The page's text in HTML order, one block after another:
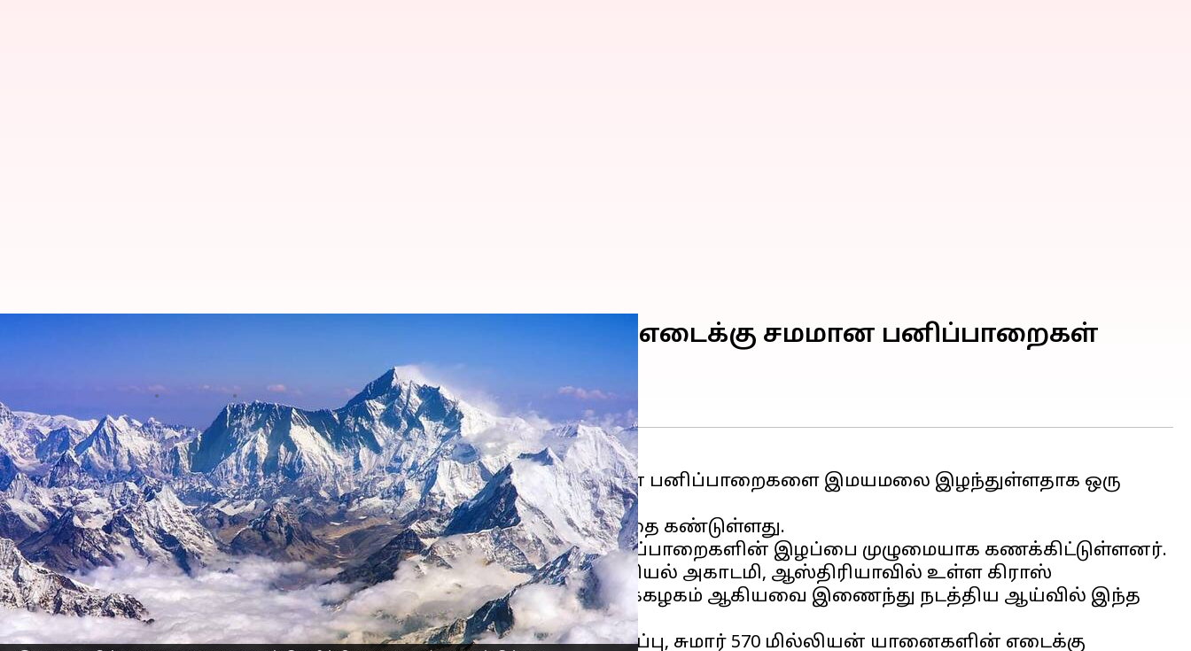
இமயமலையில் 570 மில்லியன் யானைகளின் எடைக்கு சமமான பனிப்பாறைகள்
11:30 am
செய்தி முன்னோட்டம்
காலநிலைமாற்றம் மற்றும் புவி வெப்பமயமாதலால் அதிகளவிலான பனிப்பாறைகளை இமயமலை இழந்துள்ளதாக ஒரு
புதிய ஆய்வில் தெரியவந்திருக்கிறது.
இமயமலையின் பரப்பளவு கடந்த 20 ஆண்டுகளில் பெரும் மாற்றத்தை கண்டுள்ளது.
முதன்முறையாக ஆராய்ச்சியாளர்கள் இமயமலையில் ஏற்பட்ட பனிப்பாறைகளின் இழப்பை முழுமையாக கணக்கிட்டுள்ளனர்.
இங்கிலாந்தின் செயின்ட் ஆண்ட்ரூஸ் பல்கலைக்கழகம், சீன அறிவியல் அகாடமி, ஆஸ்திரியாவில் உள்ள கிராஸ்
தொழில்நுட்ப பல்கலைக்கழகம் மற்றும் கார்னகி மெலன் பல்கலைக்கழகம் ஆகியவை இணைந்து நடத்திய ஆய்வில் இந்த
தகவல்கள் கிடைத்திருக்கின்றன.
இமயமலையின் மேற்பரப்பிற்கு கீழே உள்ள பனிப்பாறைகளின் இழப்பு, சுமார் 570 மில்லியன் யானைகளின் எடைக்கு